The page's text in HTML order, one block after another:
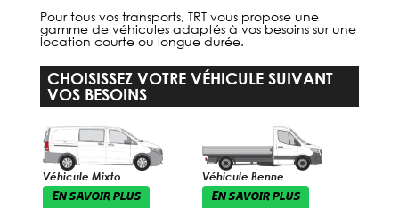
Pour tous vos transports, TRT vous propose une
gamme de véhicules adaptés à vos besoins sur une
location courte ou longue durée.
CHOISISSEZ VOTRE VÉHICULE SUIVANT
VOS BESOINS
Véhicule Mixto
EN SAVOIR PLUS
Véhicule Benne
EN SAVOIR PLUS